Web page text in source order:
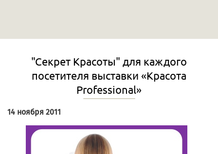
"Секрет Красоты" для каждого
посетителя выставки «Красота
Professional»
14 ноября 2011